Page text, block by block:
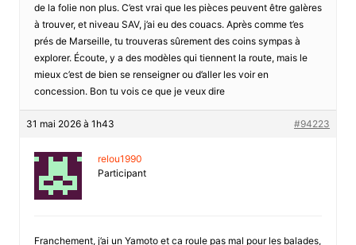
de la folie non plus. C’est vrai que les pièces peuvent être galères
à trouver, et niveau SAV, j’ai eu des couacs. Après comme t’es
prés de Marseille, tu trouveras sûrement des coins sympas à
explorer. Écoute, y a des modèles qui tiennent la route, mais le
mieux c’est de bien se renseigner ou d’aller les voir en
concession. Bon tu vois ce que je veux dire
31 mai 2026 à 1h43 #94223
relou1990
Participant
Franchement, j’ai un Yamoto et ca roule pas mal pour les balades,